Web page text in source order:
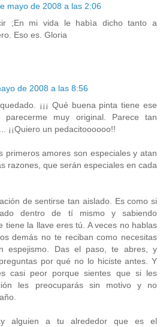
mayo de 2008 a las 2:06
;En mi vida le habìa dicho tanto a
Eso es. Gloria
de 2008 a las 8:56
¡¡¡ Qué buena pinta tiene ese
muy original. Parece tan
¡¡Quiero un pedacitoooooo!!
primeros amores son especiales y atan
razones, que serán especiales en cada
de sentirse tan aislado. Es como si
dentro de tí mismo y sabiendo
tiene la llave eres tú. A veces no hablas
demás no te reciban como necesitas
espejismo. Das el paso, te abres, y
por qué no lo hiciste antes. Y
casi peor porque sientes que si les
les preocuparás sin motivo y no
alguien a tu alrededor que es el